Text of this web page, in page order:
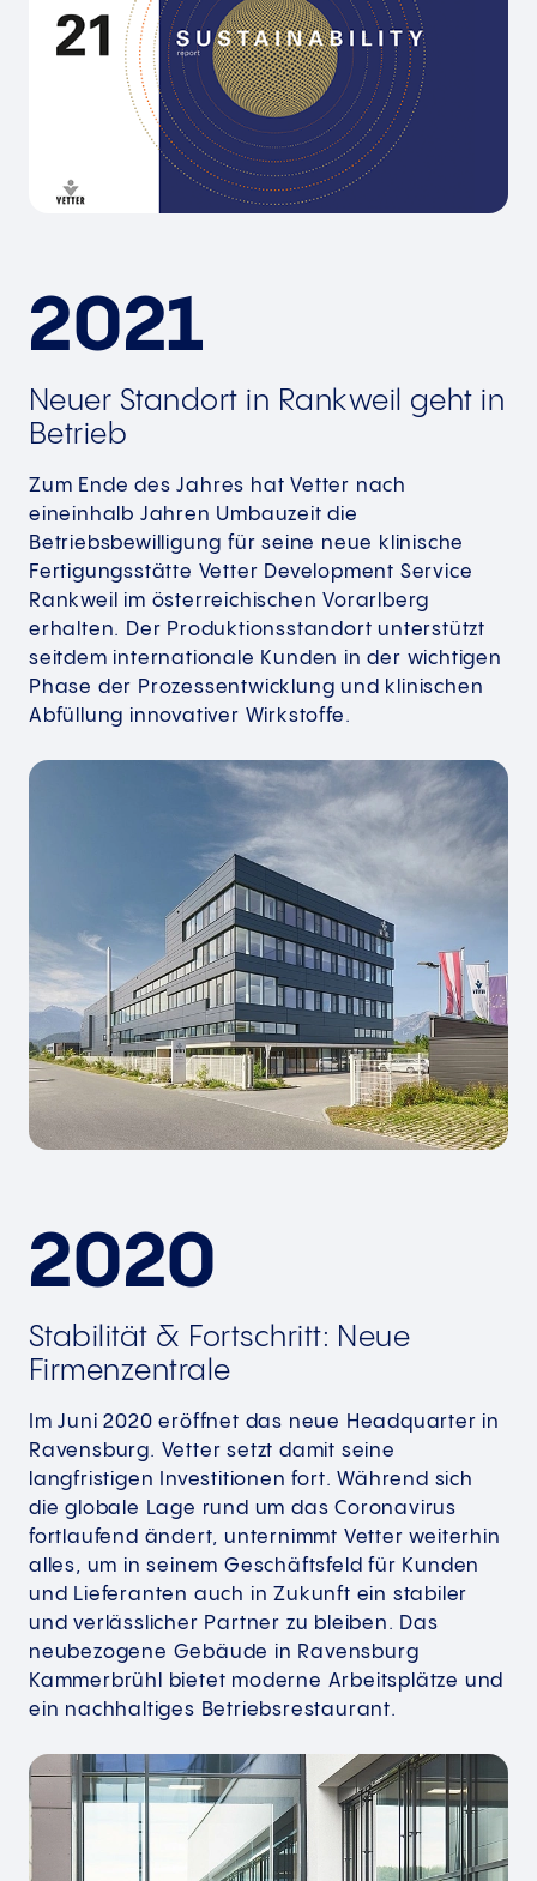
Neuer Standort in Rankweil geht in
Betrieb
Zum Ende des Jahres hat Vetter nach
eineinhalb Jahren Umbauzeit die
Betriebsbewilligung für seine neue klinische
Fertigungsstätte Vetter Development Service
Rankweil im österreichischen Vorarlberg
erhalten. Der Produktionsstandort unterstützt
seitdem internationale Kunden in der wichtigen
Phase der Prozessentwicklung und klinischen
Abfüllung innovativer Wirkstoffe.
2021
Stabilität & Fortschritt: Neue
Firmenzentrale
Im Juni 2020 eröffnet das neue Headquarter in
Ravensburg. Vetter setzt damit seine
langfristigen Investitionen fort. Während sich
die globale Lage rund um das Coronavirus
fortlaufend ändert, unternimmt Vetter weiterhin
alles, um in seinem Geschäftsfeld für Kunden
und Lieferanten auch in Zukunft ein stabiler
und verlässlicher Partner zu bleiben. Das
neubezogene Gebäude in Ravensburg
Kammerbrühl bietet moderne Arbeitsplätze und
ein nachhaltiges Betriebsrestaurant.
2020